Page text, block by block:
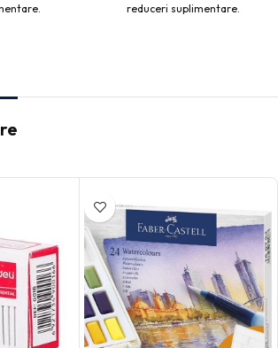
reduceri suplimentare.